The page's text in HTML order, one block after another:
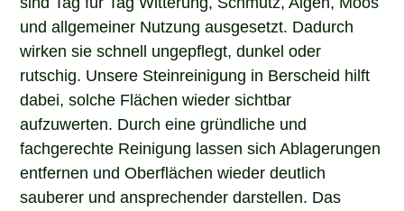
und allgemeiner Nutzung ausgesetzt. Dadurch
wirken sie schnell ungepflegt, dunkel oder
rutschig. Unsere Steinreinigung in Berscheid hilft
dabei, solche Flächen wieder sichtbar
aufzuwerten. Durch eine gründliche und
fachgerechte Reinigung lassen sich Ablagerungen
entfernen und Oberflächen wieder deutlich
sauberer und ansprechender darstellen. Das